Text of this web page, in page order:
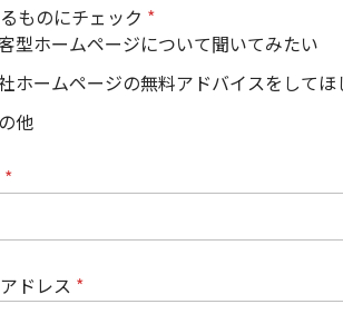
ものにチェック *
型ホームページについて聞いてみたい
ホームページの無料アドバイスをしてほ
他
*
ドレス *